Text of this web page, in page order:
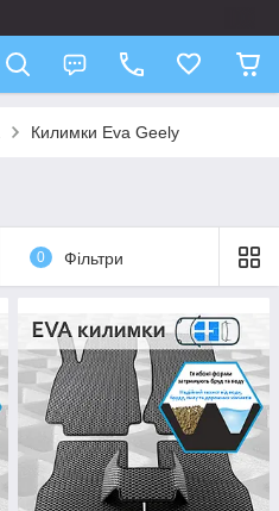
Килимки Eva Geely
0 Фільтри